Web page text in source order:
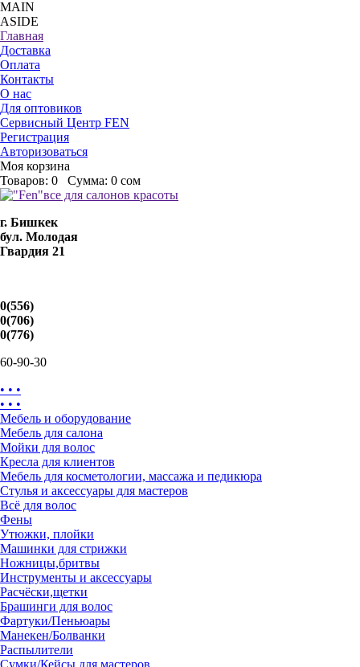
MAIN
ASIDE
Главная
Доставка
Оплата
Контакты
О нас
Для оптовиков
Сервисный Центр FEN
Регистрация
Авторизоваться
Моя корзина
Товаров: 0 Сумма: 0 сом
г. Бишкек
бул. Молодая
Гвардия 21
0(556)
0(706)
0(776)
60-90-30
• • •
• • •
Мебель и оборудование
Мебель для салона
Мойки для волос
Кресла для клиентов
Мебель для косметологии, массажа и педикюра
Стулья и аксессуары для мастеров
Всё для волос
Фены
Утюжки, плойки
Машинки для стрижки
Ножницы,бритвы
Инструменты и аксессуары
Расчёски,щетки
Брашинги для волос
Фартуки/Пеньюары
Манекен/Болванки
Распылители
Сумки/Кейсы для мастеров